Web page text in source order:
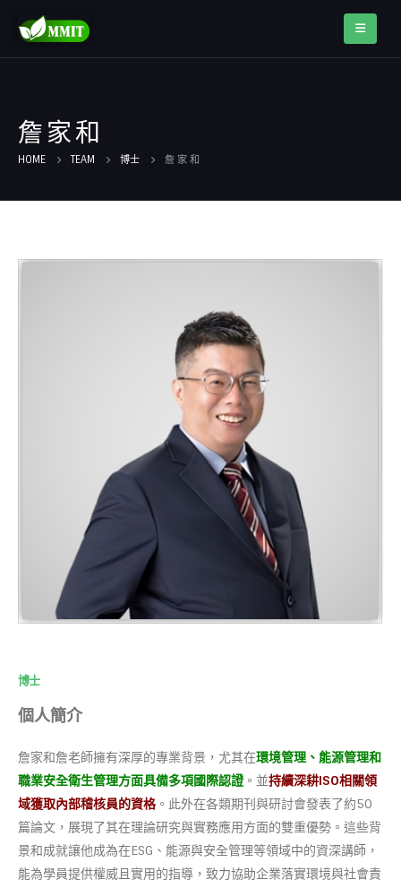
詹 家 和
HOME TEAM 博士 詹 家 和
博士
個人簡介
詹家和詹老師擁有深厚的專業背景，尤其在環境管理、能源管理和
職業安全衛生管理方面具備多項國際認證。並持續深耕ISO相關領
域獲取內部稽核員的資格。此外在各類期刊與研討會發表了約50
篇論文，展現了其在理論研究與實務應用方面的雙重優勢。這些背
景和成就讓他成為在ESG、能源與安全管理等領域中的資深講師，
能為學員提供權威且實用的指導，致力協助企業落實環境與社會責